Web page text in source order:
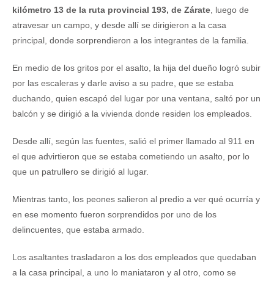
kilómetro 13 de la ruta provincial 193, de Zárate , luego de
atravesar un campo, y desde allí se dirigieron a la casa
principal, donde sorprendieron a los integrantes de la familia.
En medio de los gritos por el asalto, la hija del dueño logró subir
por las escaleras y darle aviso a su padre, que se estaba
duchando, quien escapó del lugar por una ventana, saltó por un
balcón y se dirigió a la vivienda donde residen los empleados.
Desde allí, según las fuentes, salió el primer llamado al 911 en
el que advirtieron que se estaba cometiendo un asalto, por lo
que un patrullero se dirigió al lugar.
Mientras tanto, los peones salieron al predio a ver qué ocurría y
en ese momento fueron sorprendidos por uno de los
delincuentes, que estaba armado.
Los asaltantes trasladaron a los dos empleados que quedaban
a la casa principal, a uno lo maniataron y al otro, como se